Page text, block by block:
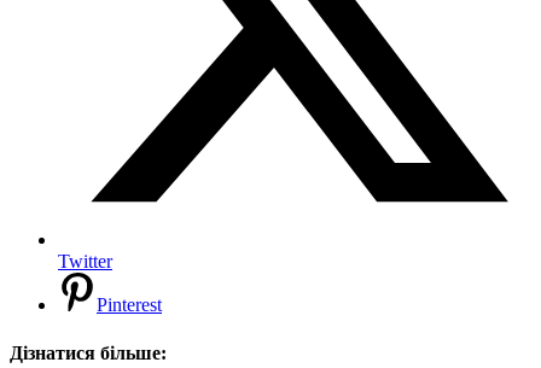
Twitter
Pinterest
Дізнатися більше: